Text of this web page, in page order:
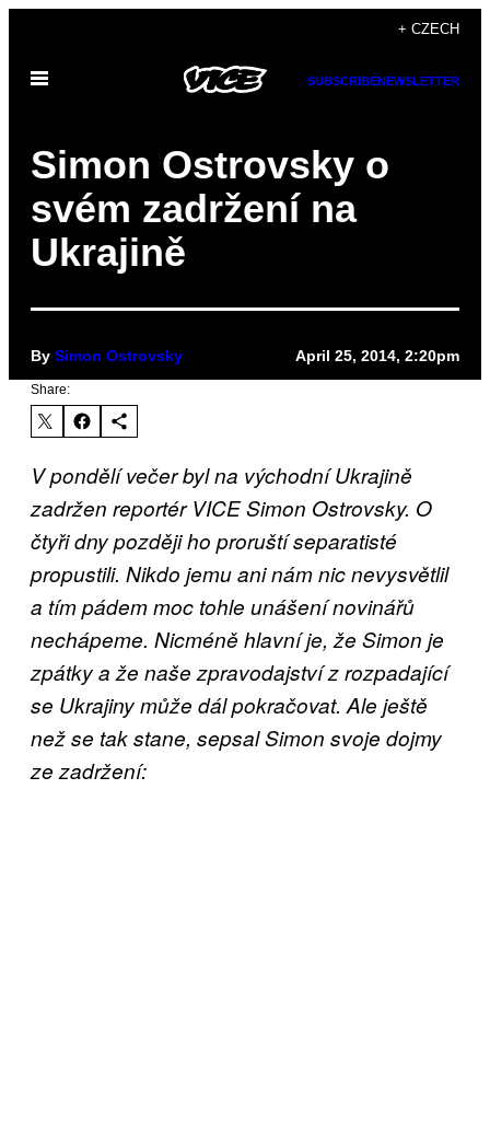
content
+ CZECH
Open
SUBSCRIBENEWSLETTER
Simon Ostrovsky o
svém zadržení na
Ukrajině
By Simon Ostrovsky April 25, 2014, 2:20pm
Share:
V pondělí večer byl na východní Ukrajině
zadržen reportér VICE Simon Ostrovsky. O
čtyři dny později ho proruští separatisté
propustili. Nikdo jemu ani nám nic nevysvětlil
a tím pádem moc tohle unášení novinářů
nechápeme. Nicméně hlavní je, že Simon je
zpátky a že naše zpravodajství z rozpadající
se Ukrajiny může dál pokračovat. Ale ještě
než se tak stane, sepsal Simon svoje dojmy
ze zadržení: